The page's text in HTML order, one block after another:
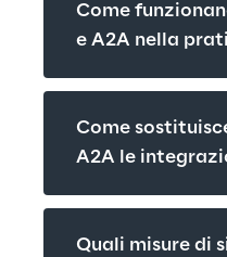
Come
e A2A nella
Come
A2A le
Quali misure di